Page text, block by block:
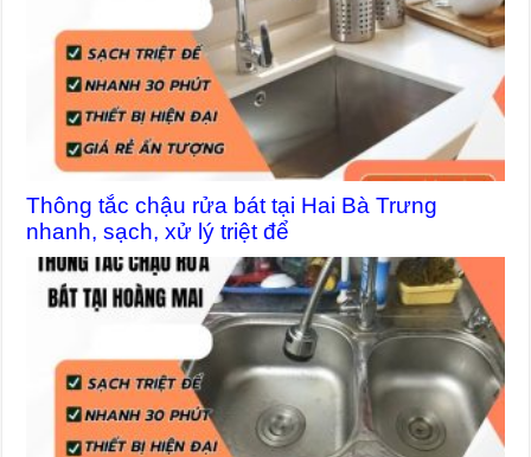
Thông tắc chậu rửa bát tại Hai Bà Trưng
nhanh, sạch, xử lý triệt để